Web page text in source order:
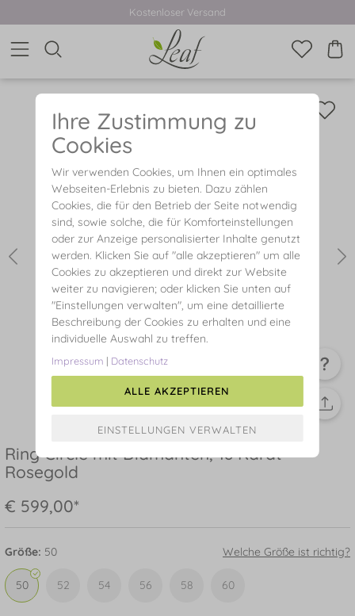
Kostenloser Versand
Ring Circle mit Diamanten, 18 Karat
Rosegold
€ 599,00*
Größe: 50 Welche Größe ist richtig?
50 52 54 56 58 60
Ihre Zustimmung zu
Cookies
Wir verwenden Cookies, um Ihnen ein optimales
Webseiten-Erlebnis zu bieten. Dazu zählen
Cookies, die für den Betrieb der Seite notwendig
sind, sowie solche, die für Komforteinstellungen
oder zur Anzeige personalisierter Inhalte genutzt
werden. Klicken Sie auf "alle akzeptieren" um alle
Cookies zu akzeptieren und direkt zur Website
weiter zu navigieren; oder klicken Sie unten auf
"Einstellungen verwalten", um eine detaillierte
Beschreibung der Cookies zu erhalten und eine
individuelle Auswahl zu treffen.
Impressum | Datenschutz
ALLE AKZEPTIEREN